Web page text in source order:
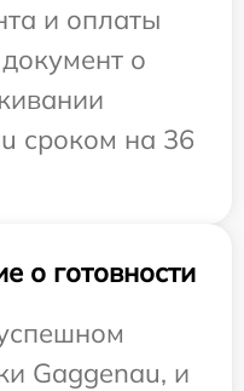
и оплаты
о
сроком на 36
о готовности
Gaggenau, и